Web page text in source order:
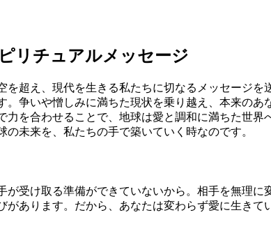
リチュアルメッセージ
超え、現代を生きる私たちに切なるメッセージを
争いや憎しみに満ちた現状を乗り越え、本来のあ
を合わせることで、地球は愛と調和に満ちた世
未来を、私たちの手で築いていく時なのです。
受け取る準備ができていないから。相手を無理
あります。だから、あなたは変わらず愛に生きて